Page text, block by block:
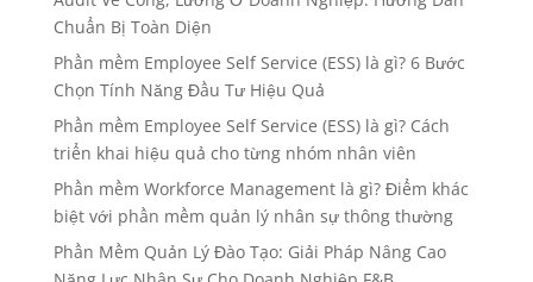
Chuẩn Bị Toàn Diện
Phần mềm Employee Self Service (ESS) là gì? 6 Bước
Chọn Tính Năng Đầu Tư Hiệu Quả
Phần mềm Employee Self Service (ESS) là gì? Cách
triển khai hiệu quả cho từng nhóm nhân viên
Phần mềm Workforce Management là gì? Điểm khác
biệt với phần mềm quản lý nhân sự thông thường
Phần Mềm Quản Lý Đào Tạo: Giải Pháp Nâng Cao